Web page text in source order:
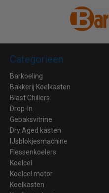
Categorieën
Barkoeling
Bakkerij Koelkasten
Blast Chillers
Drop-In
Gebaksvitrine
Dry Aged kasten
IJsblokjesmachine
Flessenkoelers
Koelcel
Koelcel motor
Koelkasten